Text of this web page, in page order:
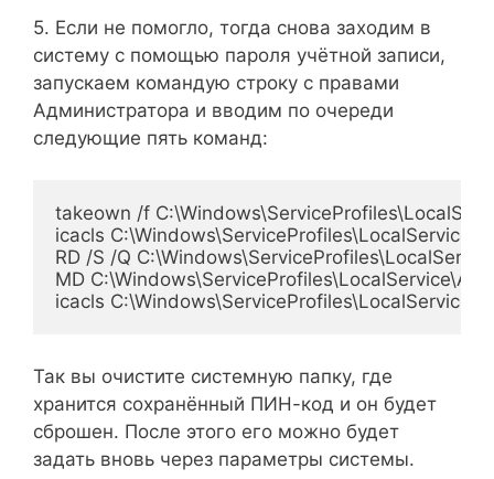
5. Если не помогло, тогда снова заходим в
систему с помощью пароля учётной записи,
запускаем командую строку с правами
Администратора и вводим по очереди
следующие пять команд:
takeown /f
icacls
RD /S /Q
MD
icacls
Так вы очистите системную папку, где
хранится сохранённый ПИН-код и он будет
сброшен. После этого его можно будет
задать вновь через параметры системы.